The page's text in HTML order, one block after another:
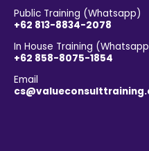
Public Training (Whatsapp)
+62 813-8834-2078
In House Training
+62 858-8075-1854
Email